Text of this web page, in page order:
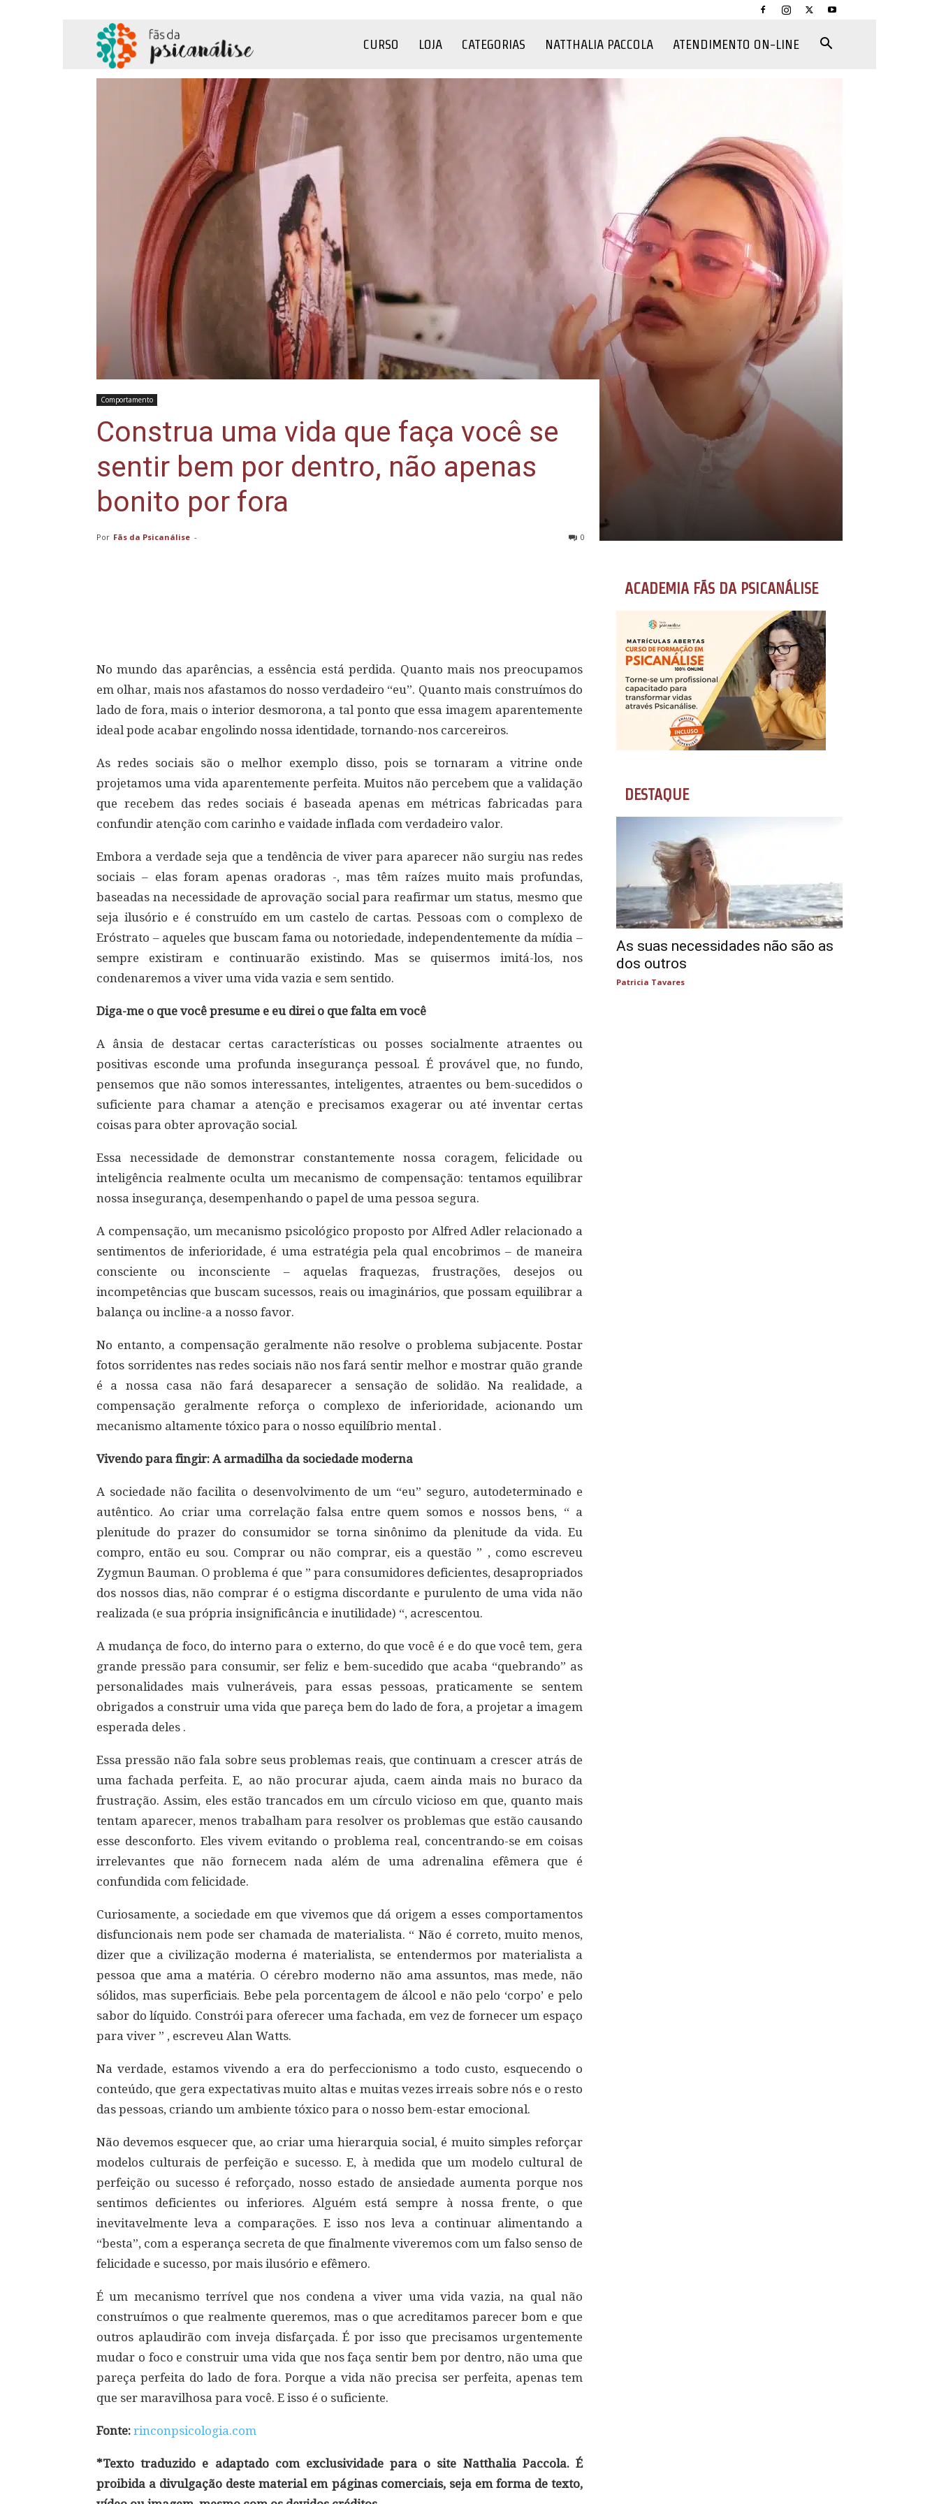
da
Psicanálise
CURSO LOJA CATEGORIAS NATTHALIA PACCOLA ATENDIMENTO ON-LINE
Comportamento
Construa uma vida que faça você se
sentir bem por dentro, não apenas
bonito por fora
Por Fãs da Psicanálise - 0
No mundo das aparências, a essência está perdida. Quanto mais nos preocupamos
em olhar, mais nos afastamos do nosso verdadeiro “eu”. Quanto mais construímos do
lado de fora, mais o interior desmorona, a tal ponto que essa imagem aparentemente
ideal pode acabar engolindo nossa identidade, tornando-nos carcereiros.
As redes sociais são o melhor exemplo disso, pois se tornaram a vitrine onde
projetamos uma vida aparentemente perfeita. Muitos não percebem que a validação
que recebem das redes sociais é baseada apenas em métricas fabricadas para
confundir atenção com carinho e vaidade inflada com verdadeiro valor.
Embora a verdade seja que a tendência de viver para aparecer não surgiu nas redes
sociais – elas foram apenas oradoras -, mas têm raízes muito mais profundas,
baseadas na necessidade de aprovação social para reafirmar um status, mesmo que
seja ilusório e é construído em um castelo de cartas. Pessoas com o complexo de
Eróstrato – aqueles que buscam fama ou notoriedade, independentemente da mídia –
sempre existiram e continuarão existindo. Mas se quisermos imitá-los, nos
condenaremos a viver uma vida vazia e sem sentido.
Diga-me o que você presume e eu direi o que falta em você
A ânsia de destacar certas características ou posses socialmente atraentes ou
positivas esconde uma profunda insegurança pessoal. É provável que, no fundo,
pensemos que não somos interessantes, inteligentes, atraentes ou bem-sucedidos o
suficiente para chamar a atenção e precisamos exagerar ou até inventar certas
coisas para obter aprovação social.
Essa necessidade de demonstrar constantemente nossa coragem, felicidade ou
inteligência realmente oculta um mecanismo de compensação: tentamos equilibrar
nossa insegurança, desempenhando o papel de uma pessoa segura.
A compensação, um mecanismo psicológico proposto por Alfred Adler relacionado a
sentimentos de inferioridade, é uma estratégia pela qual encobrimos – de maneira
consciente ou inconsciente – aquelas fraquezas, frustrações, desejos ou
incompetências que buscam sucessos, reais ou imaginários, que possam equilibrar a
balança ou incline-a a nosso favor.
No entanto, a compensação geralmente não resolve o problema subjacente. Postar
fotos sorridentes nas redes sociais não nos fará sentir melhor e mostrar quão grande
é a nossa casa não fará desaparecer a sensação de solidão. Na realidade, a
compensação geralmente reforça o complexo de inferioridade, acionando um
mecanismo altamente tóxico para o nosso equilíbrio mental .
Vivendo para fingir: A armadilha da sociedade moderna
A sociedade não facilita o desenvolvimento de um “eu” seguro, autodeterminado e
autêntico. Ao criar uma correlação falsa entre quem somos e nossos bens, “ a
plenitude do prazer do consumidor se torna sinônimo da plenitude da vida. Eu
compro, então eu sou. Comprar ou não comprar, eis a questão ” , como escreveu
Zygmun Bauman. O problema é que ” para consumidores deficientes, desapropriados
dos nossos dias, não comprar é o estigma discordante e purulento de uma vida não
realizada (e sua própria insignificância e inutilidade) “, acrescentou.
A mudança de foco, do interno para o externo, do que você é e do que você tem, gera
grande pressão para consumir, ser feliz e bem-sucedido que acaba “quebrando” as
personalidades mais vulneráveis, para essas pessoas, praticamente se sentem
obrigados a construir uma vida que pareça bem do lado de fora, a projetar a imagem
esperada deles .
Essa pressão não fala sobre seus problemas reais, que continuam a crescer atrás de
uma fachada perfeita. E, ao não procurar ajuda, caem ainda mais no buraco da
frustração. Assim, eles estão trancados em um círculo vicioso em que, quanto mais
tentam aparecer, menos trabalham para resolver os problemas que estão causando
esse desconforto. Eles vivem evitando o problema real, concentrando-se em coisas
irrelevantes que não fornecem nada além de uma adrenalina efêmera que é
confundida com felicidade.
Curiosamente, a sociedade em que vivemos que dá origem a esses comportamentos
disfuncionais nem pode ser chamada de materialista. “ Não é correto, muito menos,
dizer que a civilização moderna é materialista, se entendermos por materialista a
pessoa que ama a matéria. O cérebro moderno não ama assuntos, mas mede, não
sólidos, mas superficiais. Bebe pela porcentagem de álcool e não pelo ‘corpo’ e pelo
sabor do líquido. Constrói para oferecer uma fachada, em vez de fornecer um espaço
para viver ” , escreveu Alan Watts.
Na verdade, estamos vivendo a era do perfeccionismo a todo custo, esquecendo o
conteúdo, que gera expectativas muito altas e muitas vezes irreais sobre nós e o resto
das pessoas, criando um ambiente tóxico para o nosso bem-estar emocional.
Não devemos esquecer que, ao criar uma hierarquia social, é muito simples reforçar
modelos culturais de perfeição e sucesso. E, à medida que um modelo cultural de
perfeição ou sucesso é reforçado, nosso estado de ansiedade aumenta porque nos
sentimos deficientes ou inferiores. Alguém está sempre à nossa frente, o que
inevitavelmente leva a comparações. E isso nos leva a continuar alimentando a
“besta”, com a esperança secreta de que finalmente viveremos com um falso senso de
felicidade e sucesso, por mais ilusório e efêmero.
É um mecanismo terrível que nos condena a viver uma vida vazia, na qual não
construímos o que realmente queremos, mas o que acreditamos parecer bom e que
outros aplaudirão com inveja disfarçada. É por isso que precisamos urgentemente
mudar o foco e construir uma vida que nos faça sentir bem por dentro, não uma que
pareça perfeita do lado de fora. Porque a vida não precisa ser perfeita, apenas tem
que ser maravilhosa para você. E isso é o suficiente.
Fonte: rinconpsicologia.com
*Texto traduzido e adaptado com exclusividade para o site Natthalia Paccola. É
proibida a divulgação deste material em páginas comerciais, seja em forma de texto,
ACADEMIA FÃS DA PSICANÁLISE
DESTAQUE
As suas necessidades não são as
dos outros
Patricia Tavares